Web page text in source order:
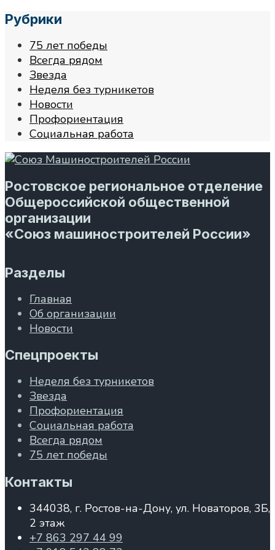
Рубрики
75 лет победы
Всегда рядом
Звезда
Неделя без турникетов
Новости
Профориентация
Социальная работа
Ростовское региональное отделение
Общероссийской общественной
организации
«Союз машиностроителей России»
Разделы
Главная
Об организации
Новости
Спецпроекты
Неделя без турникетов
Звезда
Профориентация
Социальная работа
Всегда рядом
75 лет победы
Контакты
344038, г. Ростов-на-Дону, ул. Новаторов, 3Б,
2 этаж
+7 863 297 44 99